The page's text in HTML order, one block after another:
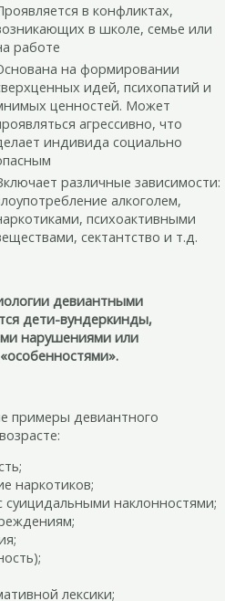
в конфликтах,
в школе, семье или
работе
на формировании
идей, психопатий и
ценностей. Может
агрессивно, что
индивида социально
различные зависимости:
алкоголем,
психоактивными
сектантство и т.д.
девиантными
дети-вундеркинды,
нарушениями или
примеры девиантного
наркотиков;
суицидальными наклонностями;
лексики;